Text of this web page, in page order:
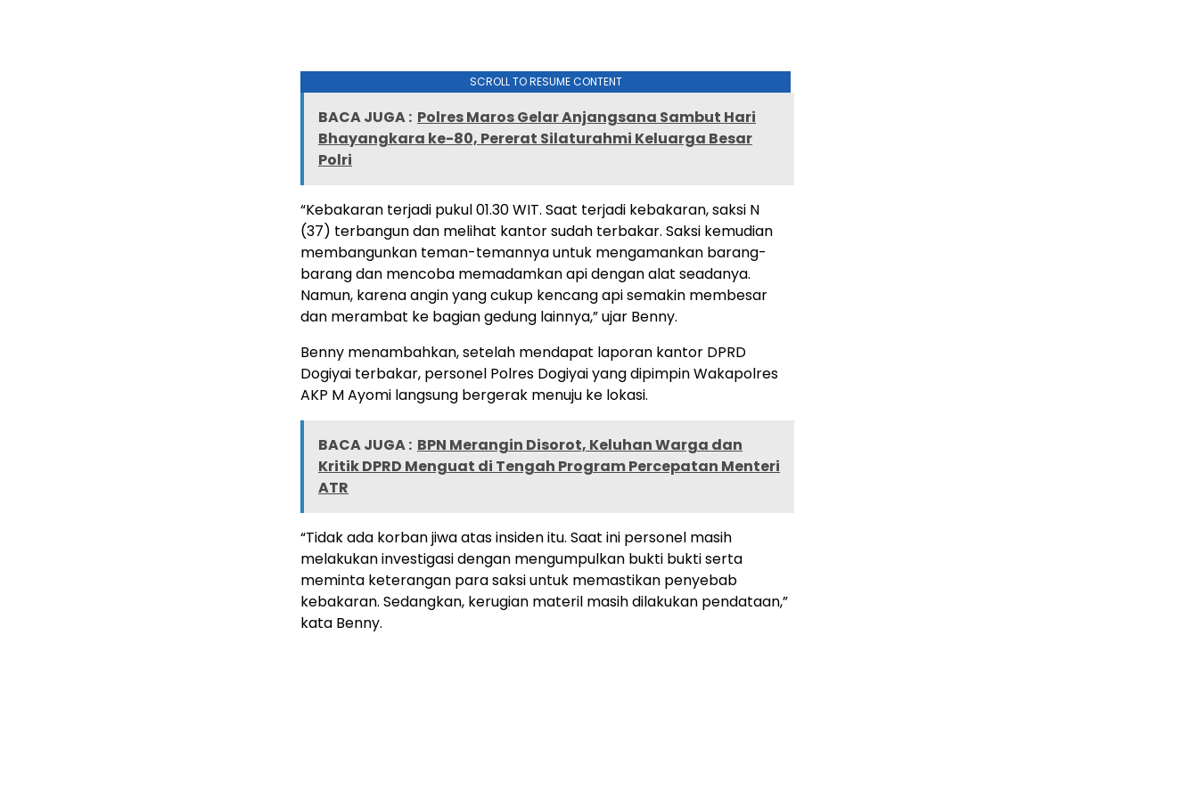
SCROLL TO RESUME CONTENT
BACA JUGA : Polres Maros Gelar Anjangsana Sambut Hari
Bhayangkara ke-80, Pererat Silaturahmi Keluarga Besar
Polri
“Kebakaran terjadi pukul 01.30 WIT. Saat terjadi kebakaran, saksi N
(37) terbangun dan melihat kantor sudah terbakar. Saksi kemudian
membangunkan teman-temannya untuk mengamankan barang-
barang dan mencoba memadamkan api dengan alat seadanya.
Namun, karena angin yang cukup kencang api semakin membesar
dan merambat ke bagian gedung lainnya,” ujar Benny.
Benny menambahkan, setelah mendapat laporan kantor DPRD
Dogiyai terbakar, personel Polres Dogiyai yang dipimpin Wakapolres
AKP M Ayomi langsung bergerak menuju ke lokasi.
BACA JUGA : BPN Merangin Disorot, Keluhan Warga dan
Kritik DPRD Menguat di Tengah Program Percepatan Menteri
ATR
“Tidak ada korban jiwa atas insiden itu. Saat ini personel masih
melakukan investigasi dengan mengumpulkan bukti bukti serta
meminta keterangan para saksi untuk memastikan penyebab
kebakaran. Sedangkan, kerugian materil masih dilakukan pendataan,”
kata Benny.